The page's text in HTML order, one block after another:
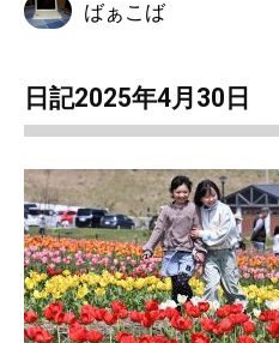
ばぁこば
日記2025年4月30日